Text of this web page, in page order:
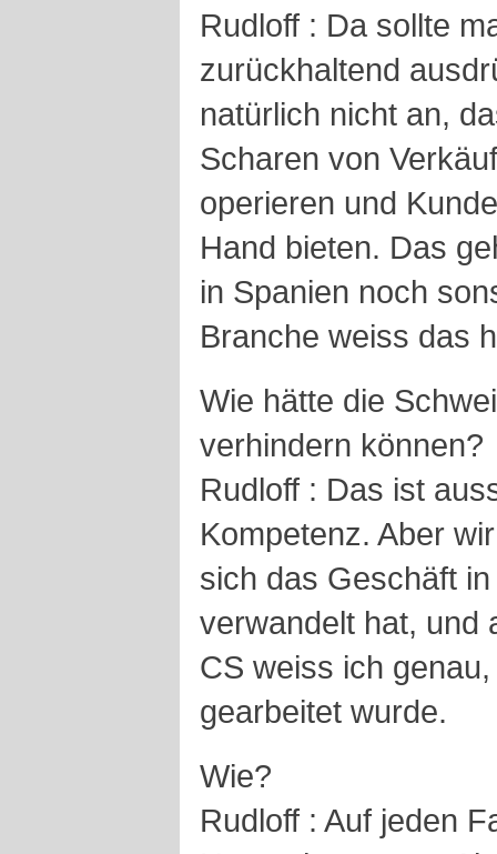
Rudloff : Da sollte
zurückhaltend
natürlich nicht an,
Scharen von
operieren und
Hand bieten. Das
in Spanien noch
Branche weiss das
Wie hätte die
verhindern können?
Rudloff : Das ist
Kompetenz. Aber
sich das Geschäft
verwandelt hat, und
CS weiss ich
gearbeitet wurde.
Wie?
Rudloff : Auf jeden